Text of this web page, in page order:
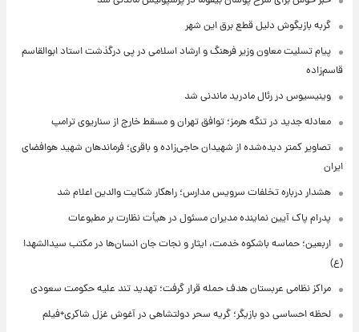
گربه بازیگوش دلیل قطع برق این شهر
پیام تسلیت معاون وزیر فرهنگ و ارشاد اسلامی در پی درگذشت استاد ابوالقاسم
قاسم‌زاده
وینیسیوس در رئال مادرید ماندنی شد
معادله جدید در تنگه هرمز؛ توافق تهران و مسقط خارج از سناریوی ترامپ
تصاویر کمتر دیده‌شده از شهیدان حاجی‌زاده و باقری؛ فرماندهان شهید هوافضای
ایران
هشدار درباره تخلفات سرویس مدارس؛ راهکار شکایت والدین اعلام شد
پدرام پاک آیین نماینده مدیران مسئول در هیأت نظارت بر مطبوعات
اربعین؛ حماسه باشکوه خدمت، ایثار و نجات جان انسان‌ها در مکتب سیدالشهدا
(ع)
مراکز نظامی عربستان هدف حمله قرار گرفت؛ تهدید تند علیه حکومت سعودی
لحظه احساسی دو بازیگر؛ گریه سحر دولتشاهی در آغوش غزل شاکری+فیلم